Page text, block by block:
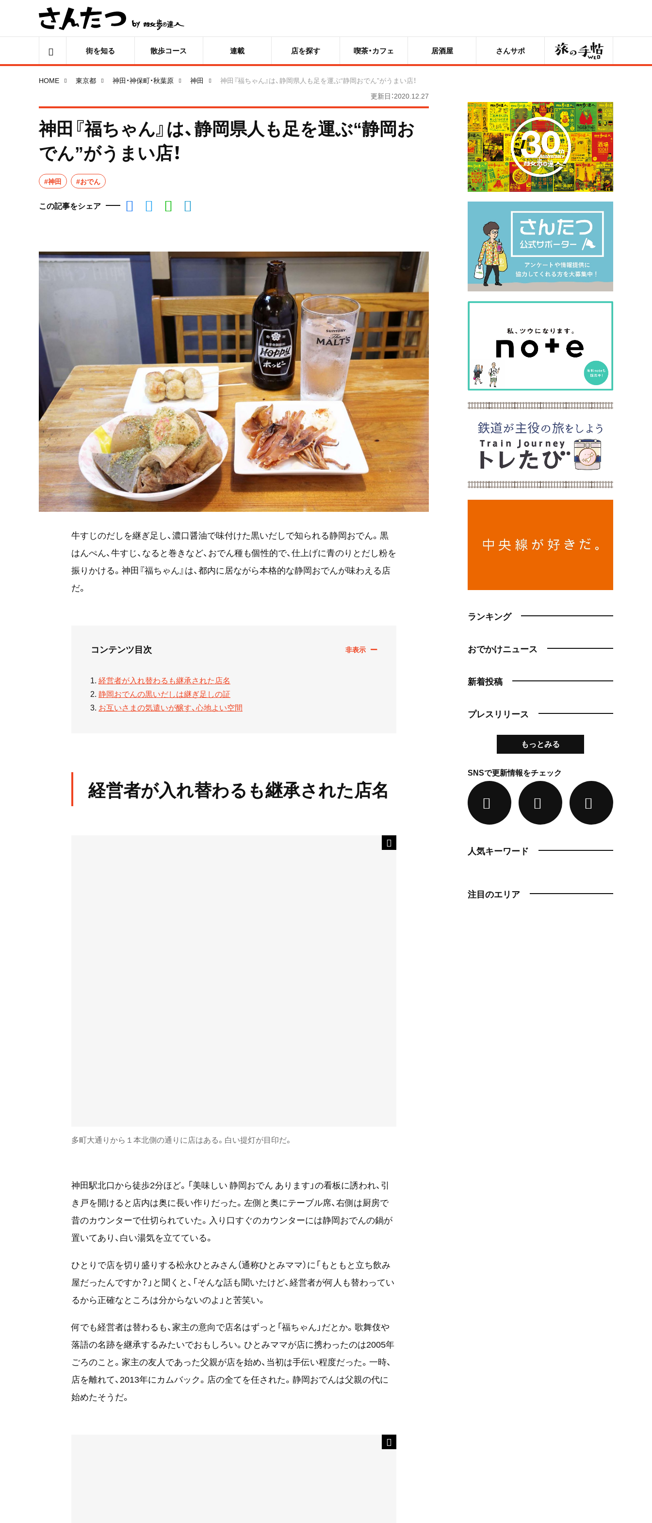
街を知る 散歩コース 連載 店を探す 喫茶・カフェ 居酒屋 さんサポ 旅の手帖
HOME 東京都 神田・神保町・秋葉原 神田
神田『福ちゃん』は、静岡県人も足を運ぶ“静岡おでん”がうまい店！
更新日：2020.12.27
神田『福ちゃん』は、静岡県人も足を運ぶ“静岡お
でん”がうまい店！
#神田 #おでん
この記事をシェア
牛すじのだしを継ぎ足し、濃口醤油で味付けた黒いだしで知られる静岡おでん。黒
はんぺん、牛すじ、なると巻きなど、おでん種も個性的で、仕上げに青のりとだし粉を
振りかける。神田『福ちゃん』は、都内に居ながら本格的な静岡おでんが味わえる店
だ。
コンテンツ目次
経営者が入れ替わるも継承された店名
静岡おでんの黒いだしは継ぎ足しの証
お互いさまの気遣いが醸す、心地よい空間
経営者が入れ替わるも継承された店名
多町大通りから１本北側の通りに店はある。白い提灯が目印だ。
神田駅北口から徒歩2分ほど。「美味しい 静岡おでん あります」の看板に誘われ、引
き戸を開けると店内は奥に長い作りだった。左側と奥にテーブル席、右側は厨房で
昔のカウンターで仕切られていた。入り口すぐのカウンターには静岡おでんの鍋が
置いてあり、白い湯気を立てている。
ひとりで店を切り盛りする松永ひとみさん（通称ひとみママ）に「もともと立ち飲み
屋だったんですか？」と聞くと、「そんな話も聞いたけど、経営者が何人も替わってい
るから正確なところは分からないのよ」と苦笑い。
何でも経営者は替わるも、家主の意向で店名はずっと「福ちゃん」だとか。歌舞伎や
落語の名跡を継承するみたいでおもしろい。ひとみママが店に携わったのは2005年
ごろのこと。家主の友人であった父親が店を始め、当初は手伝い程度だった。一時、
店を離れて、2013年にカムバック。店の全てを任された。静岡おでんは父親の代に
始めたそうだ。
ランキング
おでかけニュース
新着投稿
プレスリリース
もっとみる
SNSで更新情報をチェック
人気キーワード
注目のエリア